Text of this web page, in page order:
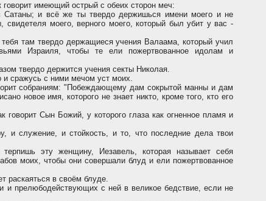
имеющий острый с обеих сторон меч:
и всё же ты твердо держишься имени моего и не
моего, верного моего, который был убит у вас -
там твердо держащиеся учения Валаама, который учил
Израиля, чтобы те ели пожертвованное идолам и
твердо держится учения секты Николая.
и сражусь с ними мечом уст моих.
собраниям: "Побеждающему дам сокрытой манны и дам
новое имя, которого не знает никто, кроме того, кто его
говорит Сын Божий, у которого глаза как огненное пламя и
и служение, и стойкость, и то, что последние дела твои
эту женщину, Иезавель, которая называет себя
моих, чтобы они совершали блуд и ели пожертвованное
раскаяться в своём блуде.
и прелюбодействующих с ней в великое бедствие, если не